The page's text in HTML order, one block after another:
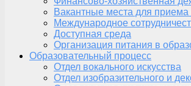
Вакантные места для
Международное
Доступная среда
Организация питания в
Образовательный процесс
Отдел вокального искусства
Отдел изобразительного и